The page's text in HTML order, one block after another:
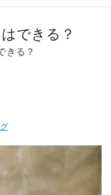
できる？
きる？